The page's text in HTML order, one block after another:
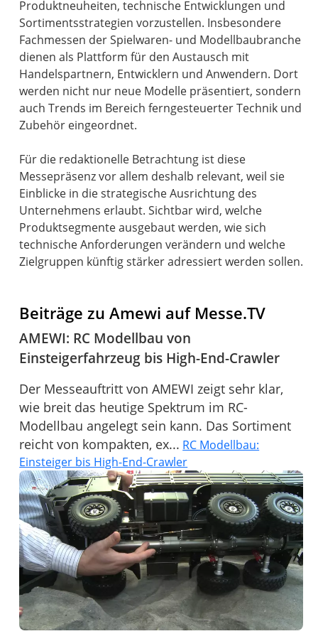
Produktneuheiten, technische Entwicklungen und
Sortimentsstrategien vorzustellen. Insbesondere
Fachmessen der Spielwaren- und Modellbaubranche
dienen als Plattform für den Austausch mit
Handelspartnern, Entwicklern und Anwendern. Dort
werden nicht nur neue Modelle präsentiert, sondern
auch Trends im Bereich ferngesteuerter Technik und
Zubehör eingeordnet.
Für die redaktionelle Betrachtung ist diese
Messepräsenz vor allem deshalb relevant, weil sie
Einblicke in die strategische Ausrichtung des
Unternehmens erlaubt. Sichtbar wird, welche
Produktsegmente ausgebaut werden, wie sich
technische Anforderungen verändern und welche
Zielgruppen künftig stärker adressiert werden sollen.
Beiträge zu Amewi auf Messe.TV
AMEWI: RC Modellbau von
Einsteigerfahrzeug bis High-End-Crawler
Der Messeauftritt von AMEWI zeigt sehr klar,
wie breit das heutige Spektrum im RC-
Modellbau angelegt sein kann. Das Sortiment
reicht von kompakten, ex... RC Modellbau:
Einsteiger bis High-End-Crawler